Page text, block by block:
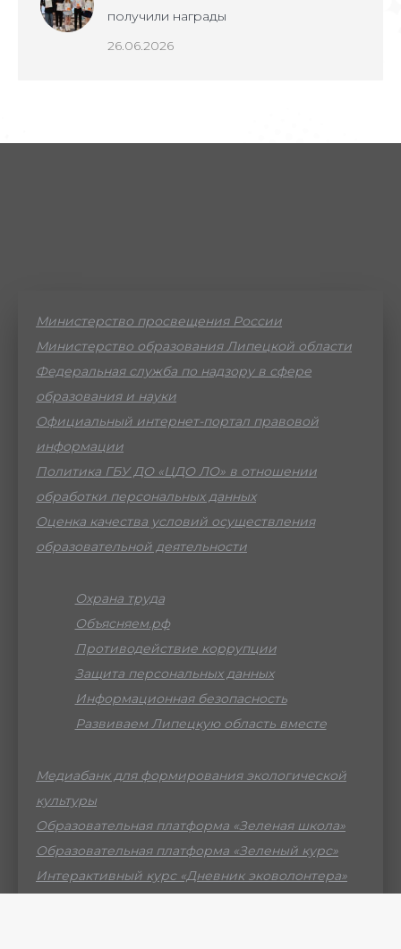
получили награды
26.06.2026
Министерство просвещения России
Министерство образования Липецкой области
Федеральная служба по надзору в сфере
образования и науки
Официальный интернет-портал правовой
информации
Политика ГБУ ДО «ЦДО ЛО» в отношении
обработки персональных данных
Оценка качества условий осуществления
образовательной деятельности
Охрана труда
Объясняем.рф
Противодействие коррупции
Защита персональных данных
Информационная безопасность
Развиваем Липецкую область вместе
Медиабанк для формирования экологической
культуры
Образовательная платформа «Зеленая школа»
Образовательная платформа «Зеленый курс»
Интерактивный курс «Дневник эковолонтера»